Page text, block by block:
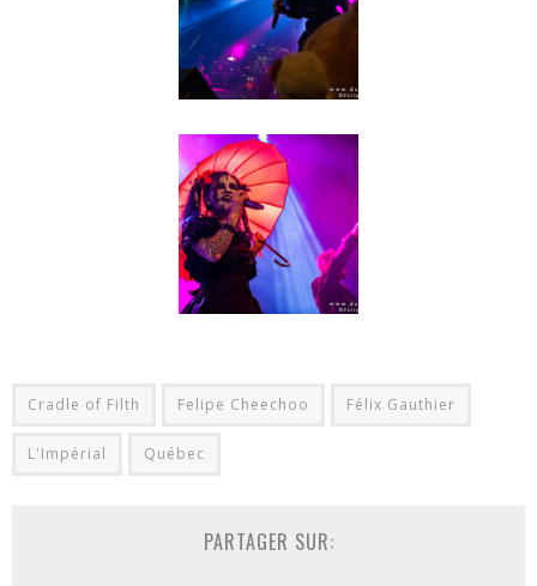
Cradle of Filth Felipe Cheechoo Félix Gauthier
L'Impérial Québec
PARTAGER SUR: